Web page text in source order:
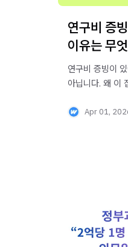
연구비 증
이유는 무
연구비 증빙이
아닙니다. 왜 이
TIPS·디딤돌
Apr 01,